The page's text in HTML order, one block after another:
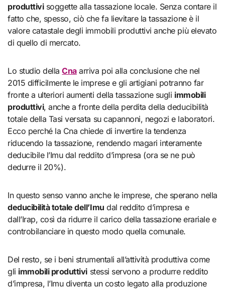
produttivisoggette alla tassazione locale. Senza contare il
fatto che, spesso, ciò che fa lievitare la tassazione è il
valore catastale degli immobili produttivi anche più elevato
di quello di mercato.
Lo studio dellaCnaarriva poi alla conclusione che nel
2015 difficilmente le imprese e gli artigiani potranno far
fronte a ulteriori aumenti della tassazione sugli immobili
produttivi, anche a fronte della perdita della deducibilità
totale della Tasi versata su capannoni, negozi e laboratori.
Ecco perché la Cna chiede di invertire la tendenza
riducendo la tassazione, rendendo magari interamente
deducibile l’Imu dal reddito d’impresa (ora se ne può
dedurre il 20%).
In questo senso vanno anche le imprese, che sperano nella
deducibilità totale dell’Imu dal reddito d’impresa e
dall’Irap, così da ridurre il carico della tassazione erariale e
controbilanciare in questo modo quella comunale.
Del resto, se i beni strumentali all’attività produttiva come
gli immobili produttivistessi servono a produrre reddito
d’impresa, l’Imu diventa un costo legato alla produzione